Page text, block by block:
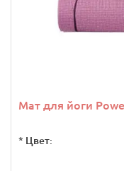
Мат для йоги
* Цвет: